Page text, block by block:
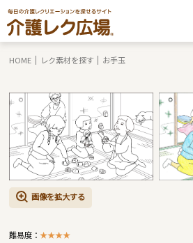
HOME レク素材を探す お手玉
画像を拡大する
難易度：★★★★